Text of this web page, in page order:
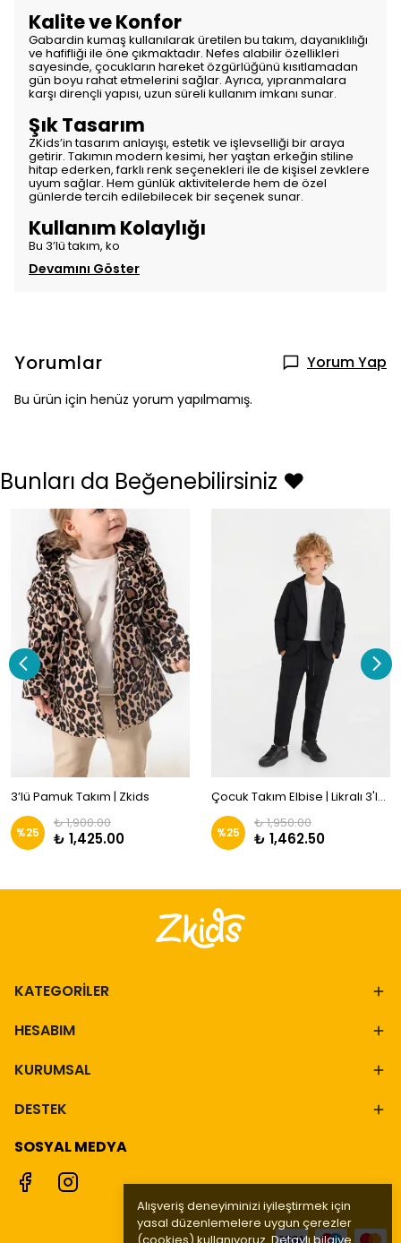
Alışveriş deneyiminizi iyileştirmek için
yasal düzenlemelere uygun çerezler
Kalite ve Konfor
Gabardin kumaş kullanılarak üretilen bu takım, dayanıklılığı
ve hafifliği ile öne çıkmaktadır. Nefes alabilir özellikleri
sayesinde, çocukların hareket özgürlüğünü kısıtlamadan
gün boyu rahat etmelerini sağlar. Ayrıca, yıpranmalara
karşı dirençli yapısı, uzun süreli kullanım imkanı sunar.
Şık Tasarım
ZKids’in tasarım anlayışı, estetik ve işlevselliği bir araya
getirir. Takımın modern kesimi, her yaştan erkeğin stiline
hitap ederken, farklı renk seçenekleri ile de kişisel zevklere
uyum sağlar. Hem günlük aktivitelerde hem de özel
günlerde tercih edilebilecek bir seçenek sunar.
Kullanım Kolaylığı
Bu 3’lü takım, ko
Devamını Göster
Yorumlar Yorum Yap
Bu ürün için henüz yorum yapılmamış.
Bunları da Beğenebilirsiniz ❤️
3’lü Pamuk Takım | Zkids
%25
₺ 1,900.00
₺ 1,425.00
Çocuk Takım Elbise | Likralı 3'lü Kombin | Zkids
%25
₺ 1,950.00
₺ 1,462.50
KATEGORİLER
HESABIM
KURUMSAL
DESTEK
SOSYAL MEDYA